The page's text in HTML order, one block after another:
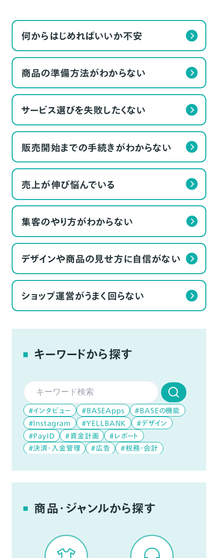
何からはじめればいいか不安
商品の準備方法がわからない
サービス選びを失敗したくない
販売開始までの手続きがわからない
売上が伸び悩んでいる
集客のやり方がわからない
デザインや商品の見せ方に自信がない
ショップ運営がうまく回らない
キーワードから探す
#インタビュー #BASEApps
#BASEの機能
#Instagram
#YELLBANK
#デザイン
#PayID
#資金計画
#レポート
#決済・入金管理
#広告
#税務・会計
商品・ジャンルから探す